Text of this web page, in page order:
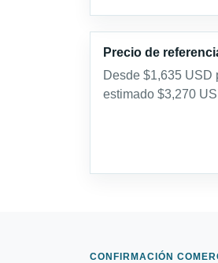
Precio de
Desde $1,635 USD
estimado $3,270
CONFIRMACIÓN